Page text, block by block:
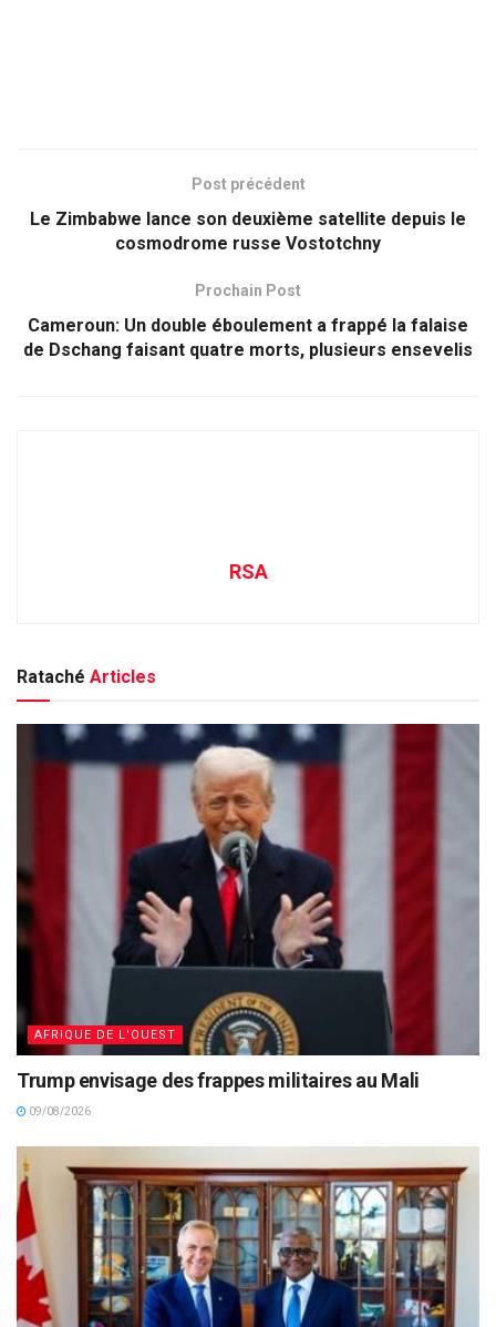
Post précédent
Le Zimbabwe lance son deuxième satellite depuis le
cosmodrome russe Vostotchny
Prochain Post
Cameroun: Un double éboulement a frappé la falaise
de Dschang faisant quatre morts, plusieurs ensevelis
RSA
Rataché Articles
AFRIQUE DE L'OUEST
Trump envisage des frappes militaires au Mali
09/08/2026